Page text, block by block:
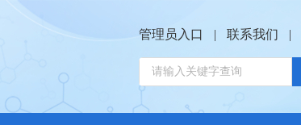
管理员入口 | 联系我们 |